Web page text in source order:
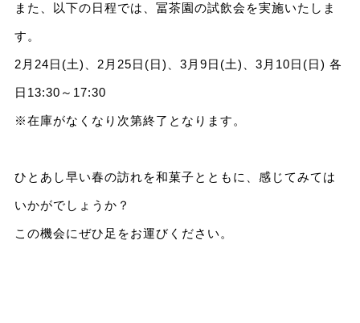
また、以下の日程では、冨茶園の試飲会を実施いたしま
す。
2月24日(土)、2月25日(日)、3月9日(土)、3月10日(日) 各
日13:30～17:30
※在庫がなくなり次第終了となります。
ひとあし早い春の訪れを和菓子とともに、感じてみては
いかがでしょうか？
この機会にぜひ足をお運びください。